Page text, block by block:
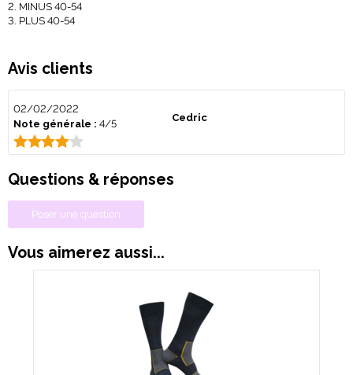
MINUS 40-54
PLUS 40-54
Avis clients
02/02/2022
Note générale : 4/5
Cedric
Questions & réponses
Poser une question
Vous aimerez aussi...